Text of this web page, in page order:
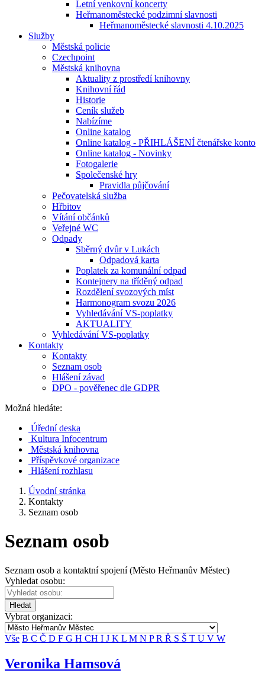
Letní venkovní koncerty
Heřmanoměstecké podzimní slavnosti
Heřmanoměstecké slavnosti 4.10.2025
Služby
Městská policie
Czechpoint
Městská knihovna
Aktuality z prostředí knihovny
Knihovní řád
Historie
Ceník služeb
Nabízíme
Online katalog
Online katalog - PŘIHLÁŠENÍ čtenářske konto
Online katalog - Novinky
Fotogalerie
Společenské hry
Pravidla půjčování
Pečovatelská služba
Hřbitov
Vítání občánků
Veřejné WC
Odpady
Sběrný dvůr v Lukách
Odpadová karta
Poplatek za komunální odpad
Kontejnery na tříděný odpad
Rozdělení svozových míst
Harmonogram svozu 2026
Vyhledávání VS-poplatky
AKTUALITY
Vyhledávání VS-poplatky
Kontakty
Kontakty
Seznam osob
Hlášení závad
DPO - pověřenec dle GDPR
Možná hledáte:
Úřední deska
Kultura Infocentrum
Městská knihovna
Příspěvkové organizace
Hlášení rozhlasu
Úvodní stránka
Kontakty
Seznam osob
Seznam osob
Seznam osob a kontaktní spojení (Město Heřmanův Městec)
Vyhledat osobu:
Hledat
Vybrat organizaci:
Vše B C Č D F G H CH I J K L M N PR Ř S Š T U V W
Veronika Hamsová